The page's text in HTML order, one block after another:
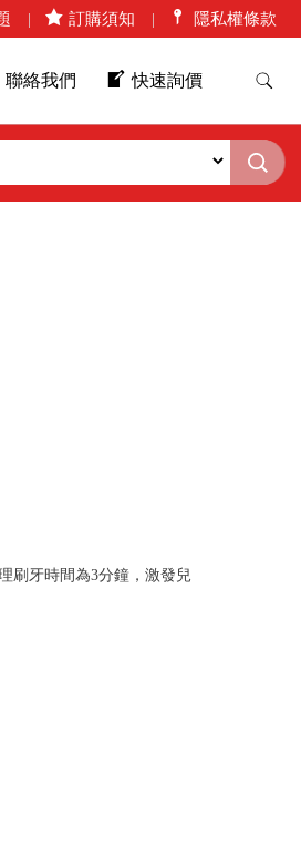
訂購須知 隱私權條款
聯絡我們 快速詢價
刷牙時間為3分鐘，激發兒